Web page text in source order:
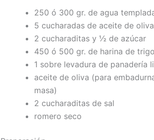
250 ó 300 gr. de agua
5 cucharadas de aceite de oliva
2 cucharaditas y ½ de azúcar
450 ó 500 gr. de harina de trigo
1 sobre levadura de panadería
aceite de oliva (para
masa)
2 cucharaditas de sal
romero seco